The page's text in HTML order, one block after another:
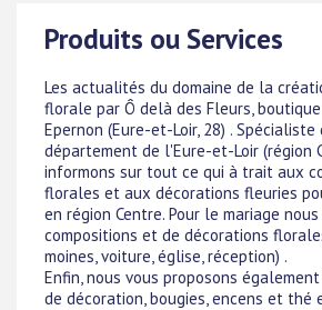
Produits ou Services
Les actualités du domaine de la
florale par Ô delà des Fleurs,
Epernon (Eure-et-Loir, 28) .
département de l'Eure-et-Loir (région
informons sur tout ce qui à trait aux
florales et aux décorations fleuries
en région Centre. Pour le mariage
compositions et de décorations
moines, voiture, église, réception) .
Enfin, nous vous proposons
de décoration, bougies, encens et thé